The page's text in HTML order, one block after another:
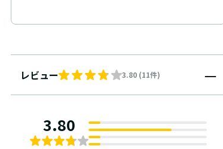
レビュー 3.80 (11件)
3.80